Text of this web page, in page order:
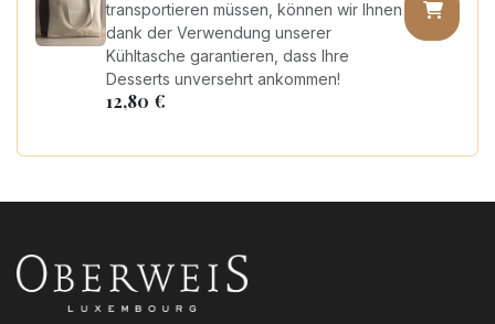
transportieren müssen, können wir Ihnen
dank der Verwendung unserer
Kühltasche garantieren, dass Ihre
Desserts unversehrt ankommen!
12,80 €